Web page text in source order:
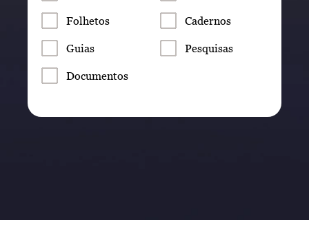
Folhetos Cadernos
Guias Pesquisas
Documentos